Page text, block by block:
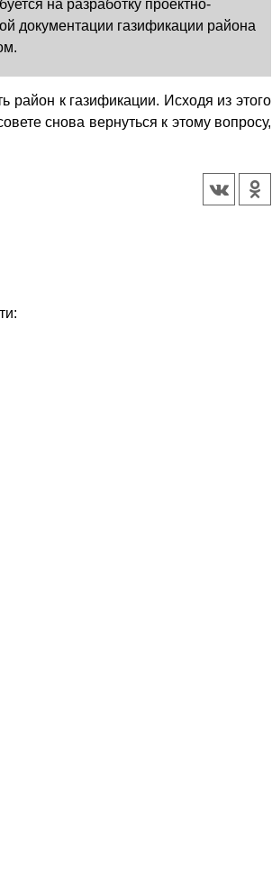
на разработку проектно-
документации газификации района
район к газификации. Исходя из этого
снова вернуться к этому вопросу,